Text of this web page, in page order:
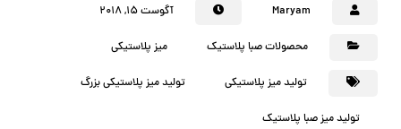
Maryam آگوست ۱۵, ۲۰۱۸
محصولات صبا پلاستیک میز پلاستیکی
تولید میز پلاستیکی تولید میز پلاستیکی بزرگ
تولید میز صبا پلاستیک